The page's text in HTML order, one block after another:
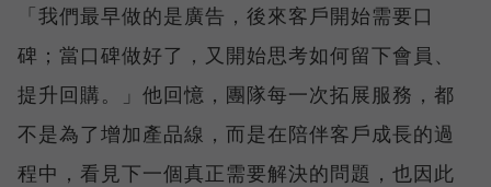
「我們最早做的是廣告，後來客戶開始需要口
碑；當口碑做好了，又開始思考如何留下會員、
提升回購。」他回憶，團隊每一次拓展服務，都
不是為了增加產品線，而是在陪伴客戶成長的過
程中，看見下一個真正需要解決的問題，也因此